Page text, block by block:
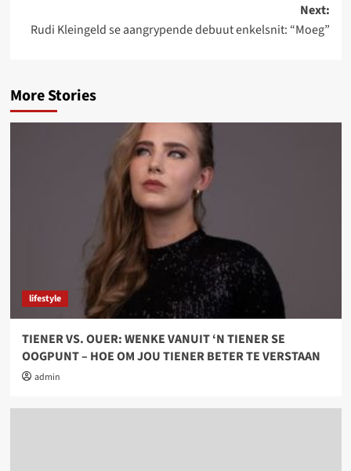
Next:
Rudi Kleingeld se aangrypende debuut enkelsnit: “Moeg”
More Stories
lifestyle
TIENER VS. OUER: WENKE VANUIT ‘N TIENER SE
OOGPUNT – HOE OM JOU TIENER BETER TE VERSTAAN
admin